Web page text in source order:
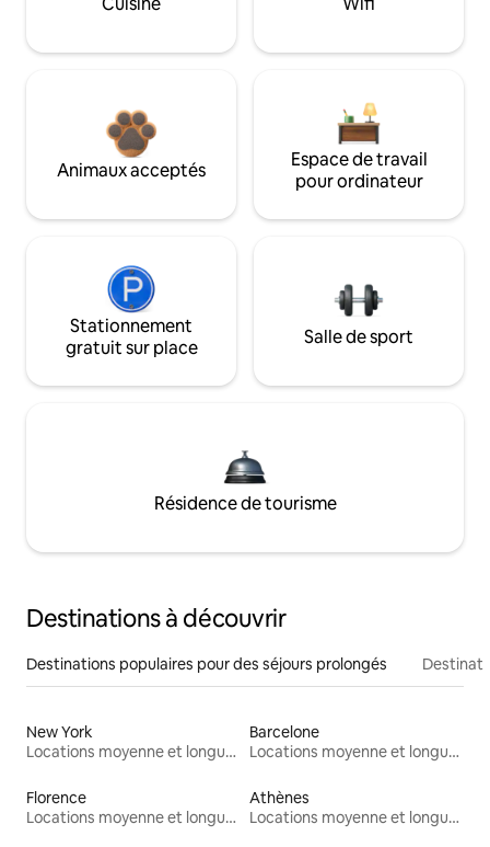
Animaux acceptés
Espace de travail
pour ordinateur
Stationnement
gratuit sur place
Salle de sport
Résidence de tourisme
Destinations à découvrir
Destinations populaires pour des séjours prolongés
New York
Locations moyenne et longue durée
Barcelone
Locations moyenne et longue durée
Florence
Locations moyenne et longue durée
Athènes
Locations moyenne et longue durée